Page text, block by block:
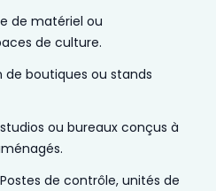
de matériel ou
de culture.
de boutiques ou stands
ou bureaux conçus à
de contrôle, unités de